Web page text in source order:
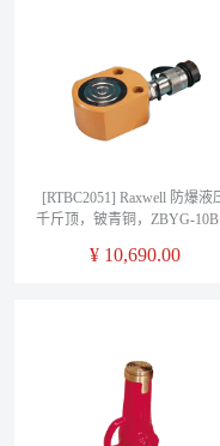
[RTBC2051] Raxwell 防爆液
千斤顶，铍青铜，ZBYG-
¥ 10,690.00